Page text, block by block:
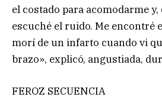
el costado para acomodarme y,
escuché el ruido. Me encontré
morí de un infarto cuando vi
brazo», explicó, angustiada,
FEROZ SECUENCIA